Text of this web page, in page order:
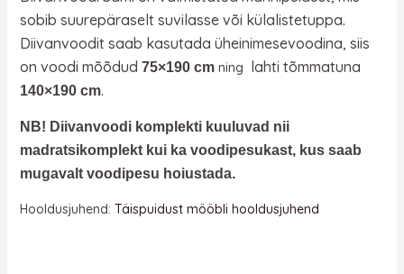
sobib suurepäraselt suvilasse või külalistetuppa.
Diivanvoodit saab kasutada üheinimesevoodina, siis
on voodi mõõdud 75×190 cmning lahti tõmmatuna
140×190 cm.
NB! Diivanvoodi komplekti kuuluvad nii
madratsikomplekt kui ka voodipesukast, kus saab
mugavalt voodipesu hoiustada.
Hooldusjuhend: Täispuidust mööbli hooldusjuhend